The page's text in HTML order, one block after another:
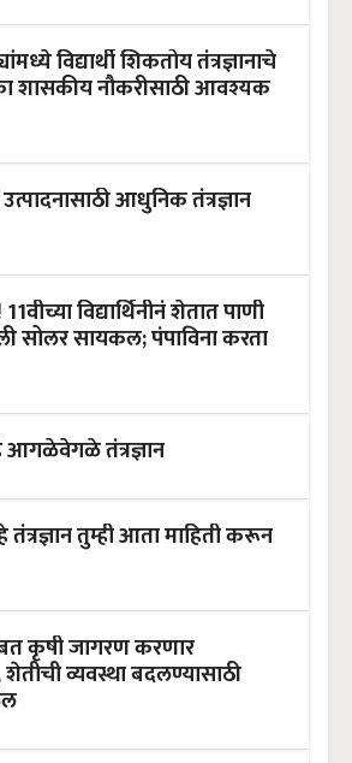
विद्यार्थी शिकतोय तंत्रज्ञानाचे
शासकीय नौकरीसाठी आवश्यक
आधुनिक तंत्रज्ञान
विद्यार्थिनीनं शेतात पाणी
सोलर सायकल; पंपाविना करता
तंत्रज्ञान
तुम्ही आता माहिती करून
कृषी जागरण करणार
व्यवस्था बदलण्यासाठी